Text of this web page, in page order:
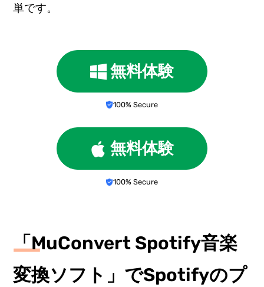
単です。
無料体験
100% Secure
無料体験
100% Secure
「MuConvert Spotify音楽
変換ソフト」でSpotifyのプ